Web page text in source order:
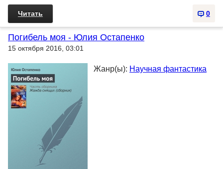
0
Читать
Погибель моя - Юлия Остапенко
15 октября 2016, 03:01
Жанр(ы): Научная фантастика